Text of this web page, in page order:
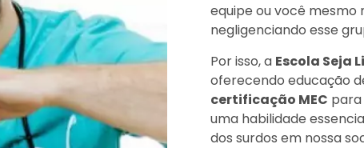
equipe ou você mesmo
negligenciando esse
Por isso, a Escola Seja
oferecendo educação
certificação MEC para
uma habilidade
dos surdos em nossa